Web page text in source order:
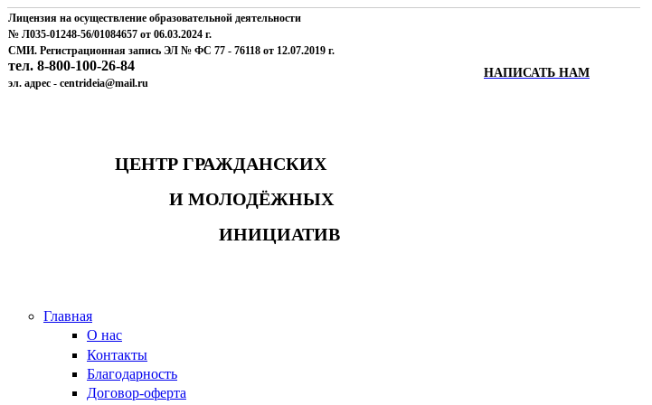
Лицензия на осуществление образовательной деятельности
№ Л035-01248-56/01084657 от 06.03.2024 г.
СМИ. Регистрационная запись ЭЛ № ФС 77 - 76118 от 12.07.2019 г.
тел. 8-800-100-26-84
эл. адрес - centrideia@mail.ru
НАПИСАТЬ НАМ
ЦЕНТР ГРАЖДАНСКИХ
И МОЛОДЁЖНЫХ
ИНИЦИАТИВ
Главная
О нас
Контакты
Благодарность
Договор-оферта